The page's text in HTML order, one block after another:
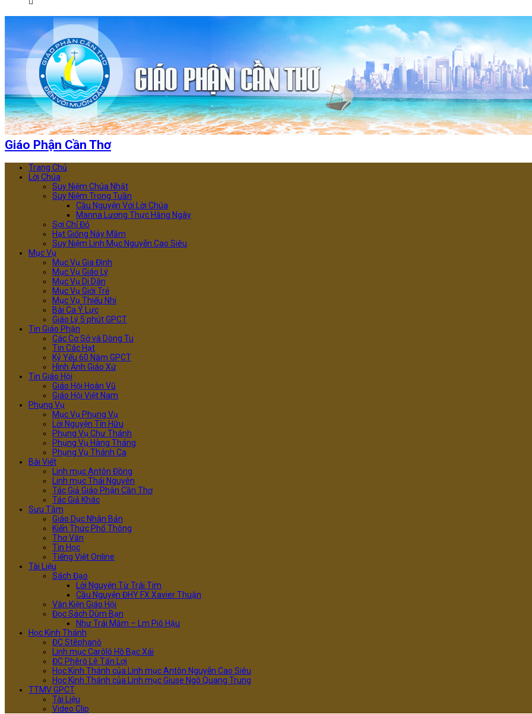
Giáo Phận Cần Thơ
Trang Chủ
Lời Chúa
Suy Niệm Chúa Nhật
Suy Niệm Trong Tuần
Cầu Nguyện Với Lời Chúa
Manna Lương Thực Hằng Ngày
Sợi Chỉ Đỏ
Hạt Giống Nảy Mầm
Suy Niệm Linh Mục Nguyễn Cao Siêu
Mục Vụ
Mục Vụ Gia Đình
Mục Vụ Giáo Lý
Mục Vụ Di Dân
Mục Vụ Giới Trẻ
Mục Vụ Thiếu Nhi
Bài Ca Ý Lực
Giáo Lý 5 phút GPCT
Tin Giáo Phận
Các Cơ Sở và Dòng Tu
Tin Các Hạt
Kỷ Yếu 60 Năm GPCT
Hình Ảnh Giáo Xứ
Tin Giáo Hội
Giáo Hội Hoàn Vũ
Giáo Hội Việt Nam
Phụng Vụ
Mục Vụ Phụng Vụ
Lời Nguyện Tín Hữu
Phụng Vụ Chư Thánh
Phụng Vụ Hàng Tháng
Phụng Vụ Thánh Ca
Bài Viết
Linh mục Antôn Đồng
Linh mục Thái Nguyên
Tác Giả Giáo Phận Cần Thơ
Tác Giả Khác
Sưu Tầm
Giáo Dục Nhân Bản
Kiến Thức Phổ Thông
Thơ Văn
Tin Học
Tiếng Việt Online
Tài Liệu
Sách Đạo
Lời Nguyện Từ Trái Tim
Cầu Nguyện ĐHY FX Xavier Thuận
Văn Kiện Giáo Hội
Đọc Sách Dùm Bạn
Như Trái Mắm – Lm Piô Hậu
Học Kinh Thánh
ĐC Stêphanô
Linh mục Carôlô Hồ Bạc Xái
ĐC Phêrô Lê Tấn Lợi
Học Kinh Thánh của Linh mục Antôn Nguyễn Cao Siêu
Học Kinh Thánh của Linh mục Giuse Ngô Quang Trung
TTMV GPCT
Tài Liệu
Video Clip